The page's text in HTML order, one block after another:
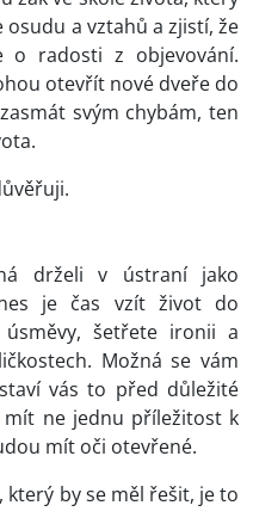
a vztahů a zjistí, že
o radosti z objevování.
otevřít nové dveře do
svým chybám, ten
drželi v ústraní jako
je čas vzít život do
šetřete ironii a
Možná se vám
vás to před důležité
ne jednu příležitost k
mít oči otevřené.
by se měl řešit, je to